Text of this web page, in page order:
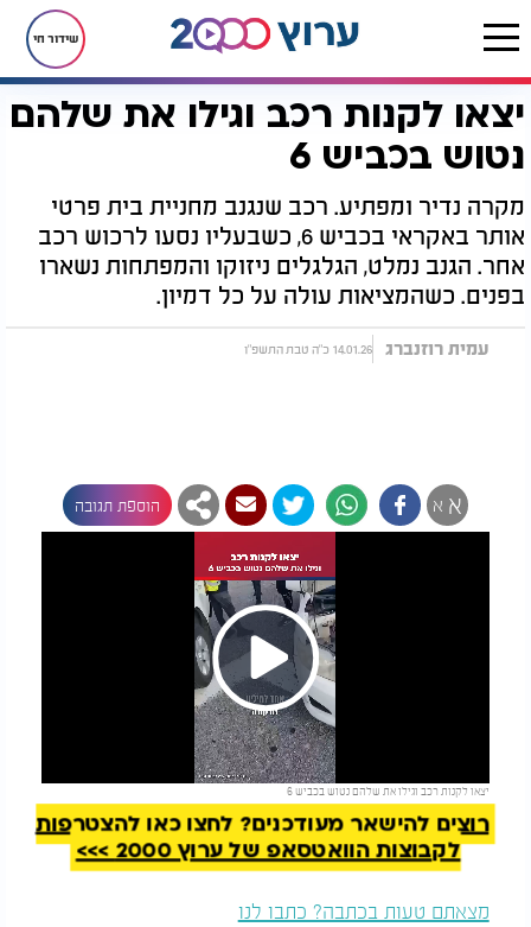
שידור חי
דף הבית רץ בוואטסאפ יצאו לקנות רכב וגילו את שלהם נטוש בכביש 6
יצאו לקנות רכב וגילו את שלהם
נטוש בכביש 6
מקרה נדיר ומפתיע. רכב שנגנב מחניית בית פרטי
אותר באקראי בכביש 6, כשבעליו נסעו לרכוש רכב
אחר. הגנב נמלט, הגלגלים ניזוקו והמפתחות נשארו
בפנים. כשהמציאות עולה על כל דמיון.
עמית רוזנברג 14.01.26 כ"ה טבת התשפ"ו
א א הוספת תגובה
Play
Video
יצאו לקנות רכב וגילו את שלהם נטוש בכביש 6
להמשך קריאה
רוצים להישאר מעודכנים? לחצו כאן להצטרפות
לקבוצות הוואטסאפ של ערוץ 2000 >>>
מצאתם טעות בכתבה? כתבו לנו